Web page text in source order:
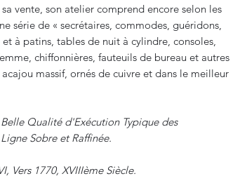
vente, son atelier comprend encore selon les
série de « secrétaires, commodes, guéridons,
à patins, tables de nuit à cylindre, consoles,
chiffonnières, fauteuils de bureau et autres
massif, ornés de cuivre et dans le meilleur
Qualité d'Exécution Typique des
Sobre et Raffinée.
Vers 1770, XVIIIème Siècle.